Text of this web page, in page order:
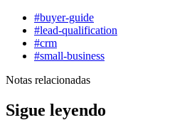
#buyer-guide
#lead-qualification
#crm
#small-business
Notas relacionadas
Sigue leyendo